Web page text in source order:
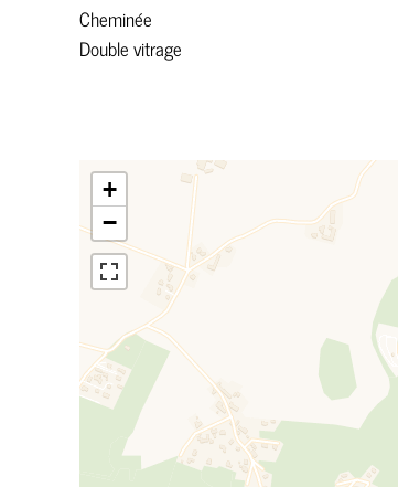
Cheminée
Double vitrage
+
−